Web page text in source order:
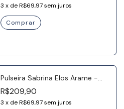
3 x deR$69,97sem juros
Pulseira Sabrina Elos Arame -
Banho Ródio
R$209,90
3 x deR$69,97sem juros